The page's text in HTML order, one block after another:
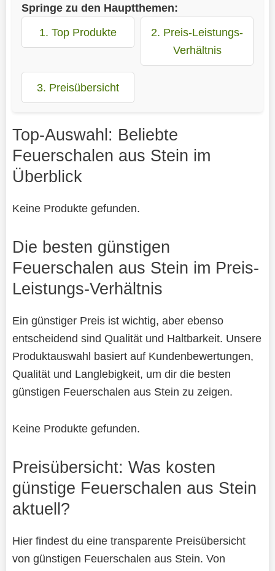
Springe zu den Hauptthemen:
1. Top Produkte
2. Preis-Leistungs-
Verhältnis
3. Preisübersicht
Top-Auswahl: Beliebte
Feuerschalen aus Stein im
Überblick
Keine Produkte gefunden.
Die besten günstigen
Feuerschalen aus Stein im Preis-
Leistungs-Verhältnis
Ein günstiger Preis ist wichtig, aber ebenso
entscheidend sind Qualität und Haltbarkeit. Unsere
Produktauswahl basiert auf Kundenbewertungen,
Qualität und Langlebigkeit, um dir die besten
günstigen Feuerschalen aus Stein zu zeigen.
Keine Produkte gefunden.
Preisübersicht: Was kosten
günstige Feuerschalen aus Stein
aktuell?
Hier findest du eine transparente Preisübersicht
von günstigen Feuerschalen aus Stein. Von